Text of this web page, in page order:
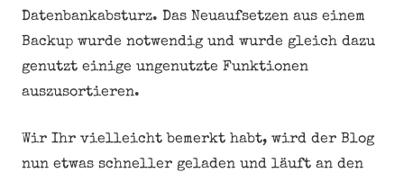
Datenbankabsturz. Das Neuaufsetzen aus einem
Backup wurde notwendig und wurde gleich dazu
genutzt einige ungenutzte Funktionen
auszusortieren.
Wir Ihr vielleicht bemerkt habt, wird der Blog
nun etwas schneller geladen und läuft an den